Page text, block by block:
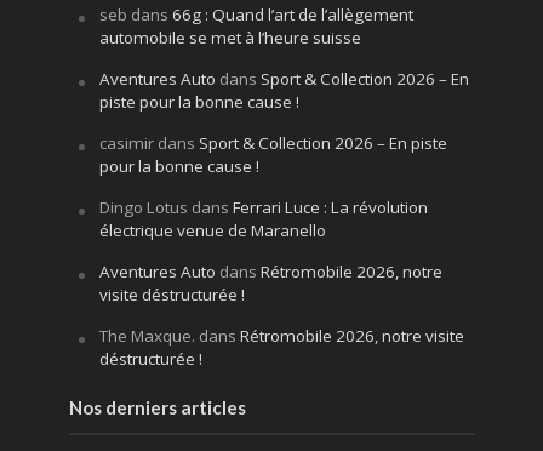
seb dans 66g : Quand l’art de l’allègement
automobile se met à l’heure suisse
Aventures Auto dans Sport & Collection 2026 – En
piste pour la bonne cause !
casimirdans Sport & Collection 2026 – En piste
pour la bonne cause !
Dingo Lotus dans Ferrari Luce : La révolution
électrique venue de Maranello
Aventures Auto dans Rétromobile 2026, notre
visite déstructurée !
The Maxque. dans Rétromobile 2026, notre visite
déstructurée !
Nos derniers articles